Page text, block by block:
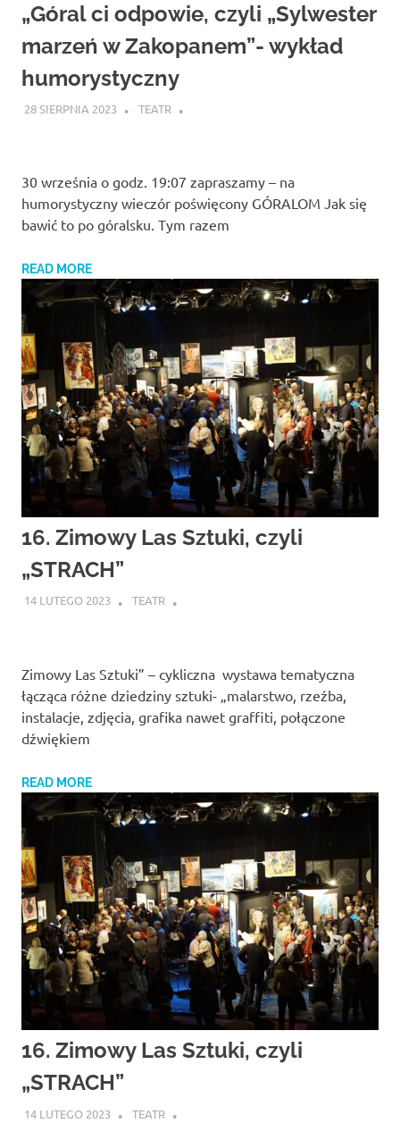
zaprasza
widzów
spektakle,
pokazy
„Góral ci odpowie, czyli „Sylwester
marzeń w Zakopanem”- wykład
humorystyczny
28 SIERPNIA 2023 TEATR
30 września o godz. 19:07 zapraszamy – na
humorystyczny wieczór poświęcony GÓRALOM Jak się
bawić to po góralsku. Tym razem
READ MORE
16. Zimowy Las Sztuki, czyli
„STRACH”
14 LUTEGO 2023 TEATR
Zimowy Las Sztuki” – cykliczna wystawa tematyczna
łącząca różne dziedziny sztuki- „malarstwo, rzeźba,
instalacje, zdjęcia, grafika nawet graffiti, połączone
dźwiękiem
READ MORE
16. Zimowy Las Sztuki, czyli
„STRACH”
14 LUTEGO 2023 TEATR